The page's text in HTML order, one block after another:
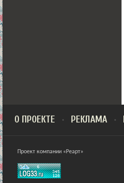
О ПРОЕКТЕ РЕКЛАМА
Проект компании «Реарт»